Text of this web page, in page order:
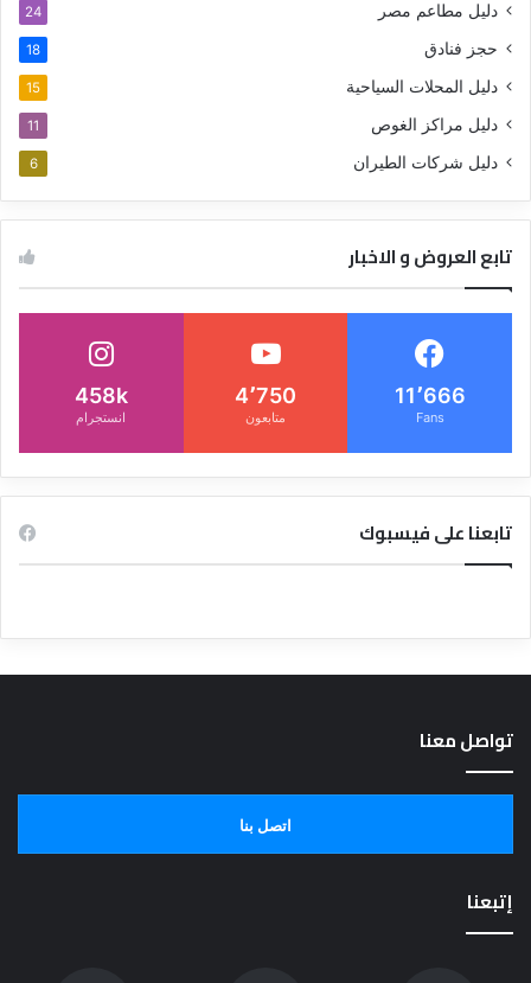
دليل مطاعم مصر 24
حجز فنادق 18
دليل المحلات السياحية 15
دليل مراكز الغوص 11
دليل شركات الطيران 6
تابع العروض و الاخبار
11٬666
Fans
4٬750
متابعون
458k
انستجرام
تابعنا على فيسبوك
تواصل معنا
اتصل بنا
إتبعنا